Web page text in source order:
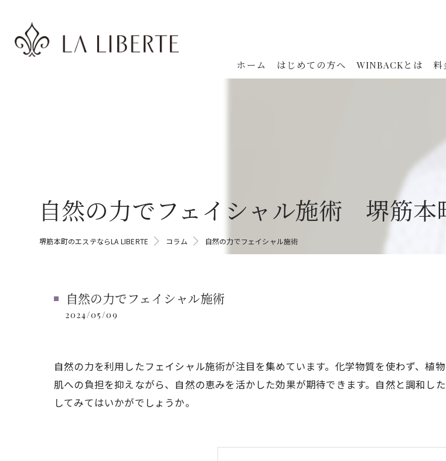
ホーム はじめての方へ WINBACKとは 料
自然の力でフェイシャル施術 堺筋本
堺筋本町のエステならLA LIBERTE コラム 自然の力でフェイシャル施術
自然の力でフェイシャル施術
2024/05/09
自然の力を利用したフェイシャル施術が注目を集めています。化学物質を使わず、植
肌への負担を抑えながら、自然の恵みを活かした効果が期待できます。自然と調和し
してみてはいかがでしょうか。